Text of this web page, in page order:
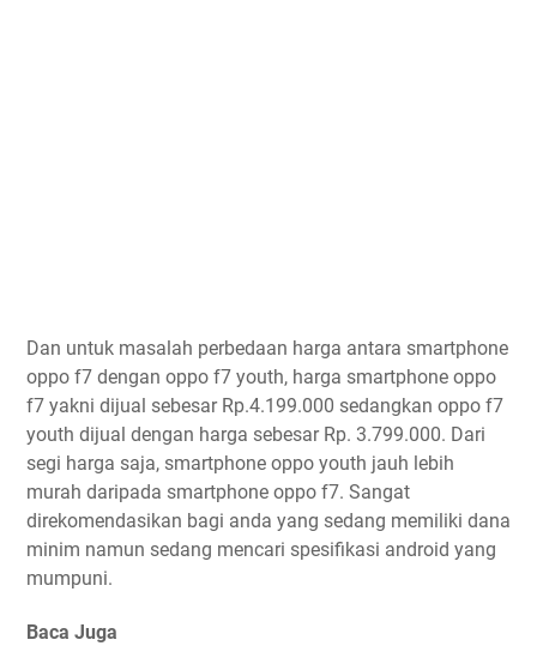
Dan untuk masalah perbedaan harga antara smartphone
oppo f7 dengan oppo f7 youth, harga smartphone oppo
f7 yakni dijual sebesar Rp.4.199.000 sedangkan oppo f7
youth dijual dengan harga sebesar Rp. 3.799.000. Dari
segi harga saja, smartphone oppo youth jauh lebih
murah daripada smartphone oppo f7. Sangat
direkomendasikan bagi anda yang sedang memiliki dana
minim namun sedang mencari spesifikasi android yang
mumpuni.
Baca Juga